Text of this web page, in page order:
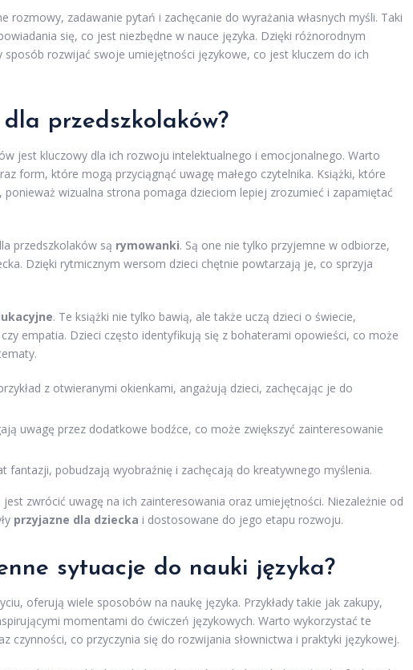
rozmowy, zadawanie pytań i zachęcanie do wyrażania własnych myśli. Taki
się, co jest niezbędne w nauce języka. Dzięki różnorodnym
rozwijać swoje umiejętności językowe, co jest kluczem do ich
przedszkolaków?
jest kluczowy dla ich rozwoju intelektualnego i emocjonalnego. Warto
form, które mogą przyciągnąć uwagę małego czytelnika. Książki, które
ponieważ wizualna strona pomaga dzieciom lepiej zrozumieć i zapamiętać
przedszkolaków są rymowanki. Są one nie tylko przyjemne w odbiorze,
Dzięki rytmicznym wersom dzieci chętnie powtarzają je, co sprzyja
. Te książki nie tylko bawią, ale także uczą dzieci o świecie,
empatia. Dzieci często identyfikują się z bohaterami opowieści, co może
z otwieranymi okienkami, angażują dzieci, zachęcając je do
uwagę przez dodatkowe bodźce, co może zwiększyć zainteresowanie
fantazji, pobudzają wyobraźnię i zachęcają do kreatywnego myślenia.
zwrócić uwagę na ich zainteresowania oraz umiejętności. Niezależnie od
przyjazne dla dziecka i dostosowane do jego etapu rozwoju.
sytuacje do nauki języka?
oferują wiele sposobów na naukę języka. Przykłady takie jak zakupy,
momentami do ćwiczeń językowych. Warto wykorzystać te
czynności, co przyczynia się do rozwijania słownictwa i praktyki językowej.